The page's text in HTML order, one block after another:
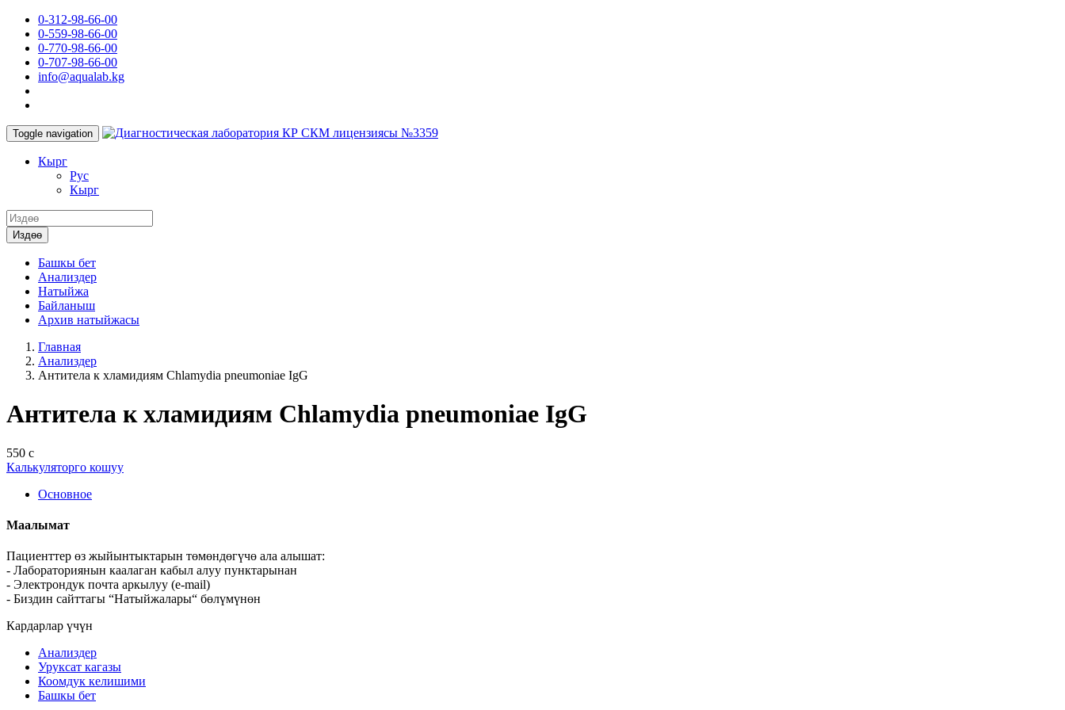
0-312-98-66-00
0-559-98-66-00
0-770-98-66-00
0-707-98-66-00
info@aqualab.kg
Toggle navigation КР СКМ лицензиясы №3359
Кырг
Руc
Кырг
Издөө
Башкы бет
Анализдер
Натыйжа
Байланыш
Архив натыйжасы
Главная
Анализдер
Антитела к хламидиям Chlamydia pneumoniae IgG
Антитела к хламидиям Chlamydia pneumoniae IgG
550 с
Калькуляторго кошуу
Основное
Маалымат
Пациенттер өз жыйынтыктарын төмөндөгүчө ала алышат:
- Лабораториянын каалаган кабыл алуу пунктарынан
- Электрондук почта аркылуу (e-mail)
- Биздин сайттагы “Натыйжалары“ бөлүмүнөн
Кардарлар үчүн
Анализдер
Уруксат кагазы
Коомдук келишими
Башкы бет